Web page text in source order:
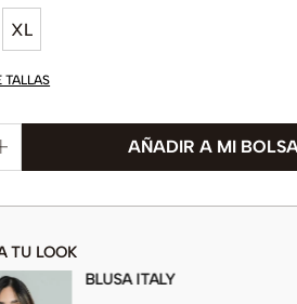
XL
TALLAS
TU LOOK
BLUSA ITALY